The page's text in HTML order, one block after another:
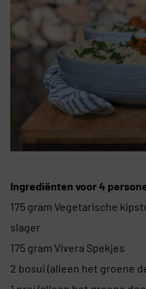
Ingrediënten voor 4
175 gram Vegetarische
slager
175 gram Vivera Spekjes
2 bosui (alleen het groene